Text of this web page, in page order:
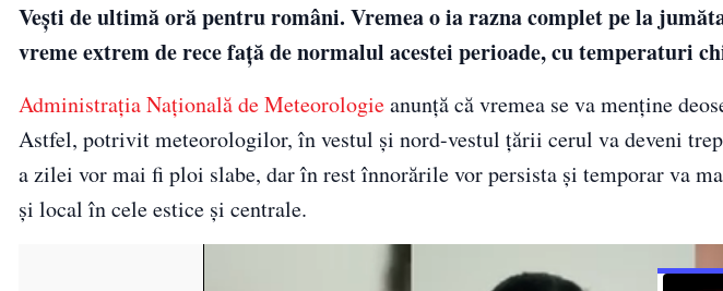
Vești de ultimă oră pentru români. Vremea o ia razna complet pe la
vreme extrem de rece față de normalul acestei perioade, cu temperaturi
Administrația Națională de Meteorologieanunță că vremea se va menține
Astfel, potrivit meteorologilor, în vestul și nord-vestul țării cerul va deveni
a zilei vor mai fi ploi slabe, dar în rest înnorările vor persista și temporar va
și local în cele estice și centrale.